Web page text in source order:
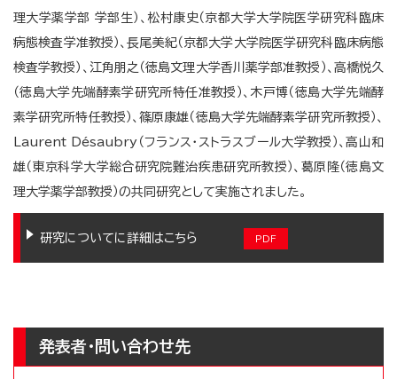
理大学薬学部 学部生）、松村康史（京都大学大学院医学研究科臨床
病態検査学准教授）、長尾美紀（京都大学大学院医学研究科臨床病態
検査学教授）、江角朋之（徳島文理大学香川薬学部准教授）、高橋悦久
（徳島大学先端酵素学研究所特任准教授）、木戸博（徳島大学先端酵
素学研究所特任教授）、篠原康雄（徳島大学先端酵素学研究所教授）、
Laurent Désaubry（フランス・ストラスブール大学教授）、高山和
雄（東京科学大学総合研究院難治疾患研究所教授）、葛原隆（徳島文
理大学薬学部教授）の共同研究として実施されました。
研究についてに詳細はこちら
発表者・問い合わせ先